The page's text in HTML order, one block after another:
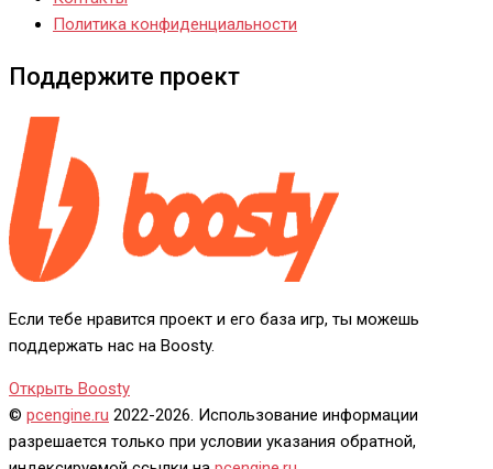
Политика конфиденциальности
Поддержите проект
Если тебе нравится проект и его база игр, ты можешь
поддержать нас на Boosty.
Открыть Boosty
© pcengine.ru 2022-2026. Использование информации
разрешается только при условии указания обратной,